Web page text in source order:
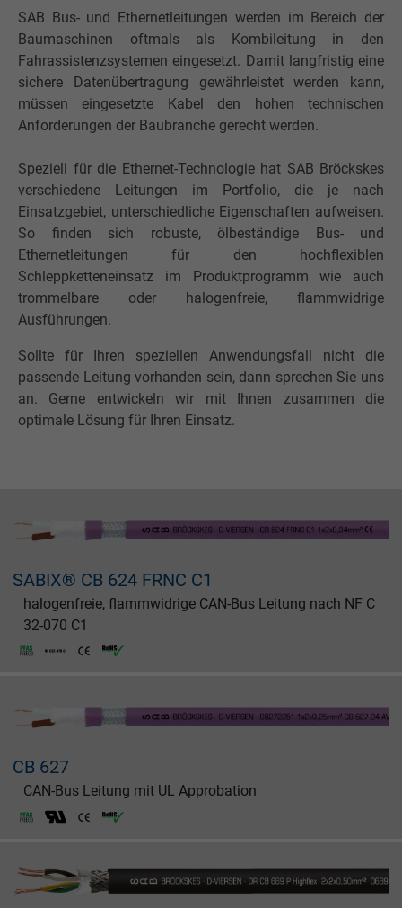
SAB Bus- und Ethernetleitungen werden im Bereich der
Baumaschinen oftmals als Kombileitung in den
Fahrassistenzsystemen eingesetzt. Damit langfristig eine
sichere Datenübertragung gewährleistet werden kann,
müssen eingesetzte Kabel den hohen technischen
Anforderungen der Baubranche gerecht werden.
Speziell für die Ethernet-Technologie hat SAB Bröckskes
verschiedene Leitungen im Portfolio, die je nach
Einsatzgebiet, unterschiedliche Eigenschaften aufweisen.
So finden sich robuste, ölbeständige Bus- und
Ethernetleitungen für den hochflexiblen
Schleppketteneinsatz im Produktprogramm wie auch
trommelbare oder halogenfreie, flammwidrige
Ausführungen.
Sollte für Ihren speziellen Anwendungsfall nicht die
passende Leitung vorhanden sein, dann sprechen Sie uns
an. Gerne entwickeln wir mit Ihnen zusammen die
optimale Lösung für Ihren Einsatz.
SABIX® CB 624 FRNC C1
halogenfreie, flammwidrige CAN-Bus Leitung nach NF C
32-070 C1
CB 627
CAN-Bus Leitung mit UL Approbation